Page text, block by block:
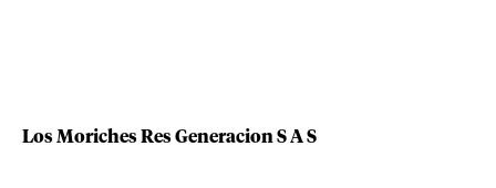
Los Moriches Res Generacion S A S